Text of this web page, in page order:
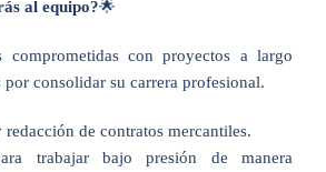
al equipo?🌟
comprometidas con proyectos a largo
por consolidar su carrera profesional.
de contratos mercantiles.
trabajar bajo presión de manera